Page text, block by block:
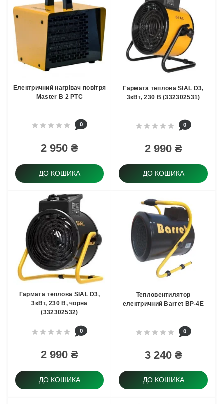
Електричний нагрівач повітря
Master B 2 PTC
0
2 950 ₴
ДО КОШИКА
Гармата теплова SIAL D3,
3кВт, 230 В (332302531)
0
2 990 ₴
ДО КОШИКА
Гармата теплова SIAL D3,
3кВт, 230 В, чорна
(332302532)
0
2 990 ₴
ДО КОШИКА
Тепловентилятор
електричний Barret BP-4E
0
3 240 ₴
ДО КОШИКА